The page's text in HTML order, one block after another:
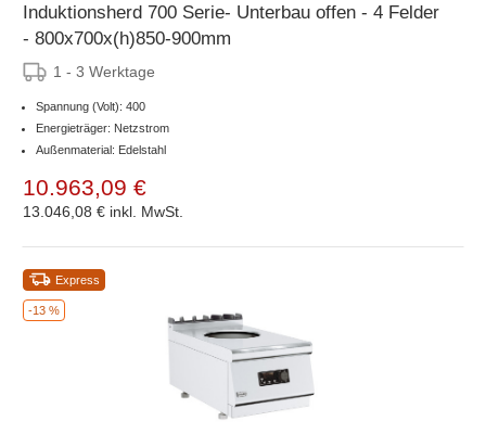
Induktionsherd 700 Serie- Unterbau offen - 4 Felder
- 800x700x(h)850-900mm
1 - 3 Werktage
Spannung (Volt): 400
Energieträger: Netzstrom
Außenmaterial: Edelstahl
10.963,09 €
13.046,08 € inkl. MwSt.
-13 %
Express